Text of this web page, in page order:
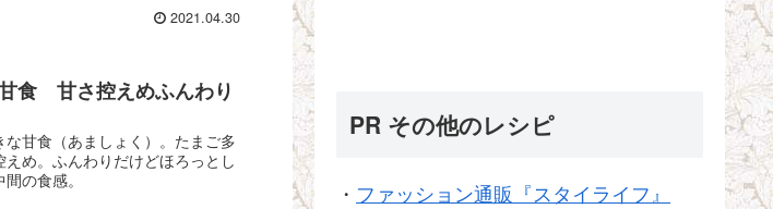
2021.04.30
食 甘さ控えめふんわり
甘食（あましょく）。たまご多
め。ふんわりだけどほろっとし
の食感。
PR その他のレシピ
・ ファッション通販『スタイライフ』